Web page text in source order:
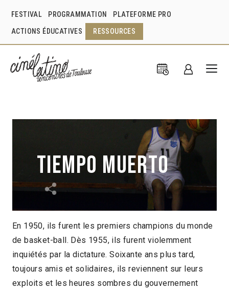
FESTIVAL PROGRAMMATION PLATEFORME PRO
ACTIONS ÉDUCATIVES RESSOURCES
Tiempo muerto
Iván Tokman Baltazar Tokman
Argentine
2012 > Panorama Documentaire
En 1950, ils furent les premiers champions du monde
de basket-ball. Dès 1955, ils furent violemment
inquiétés par la dictature. Soixante ans plus tard,
toujours amis et solidaires, ils reviennent sur leurs
exploits et les heures sombres du gouvernement